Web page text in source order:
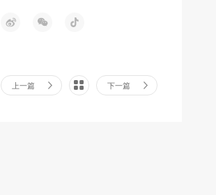
上一篇 下一篇